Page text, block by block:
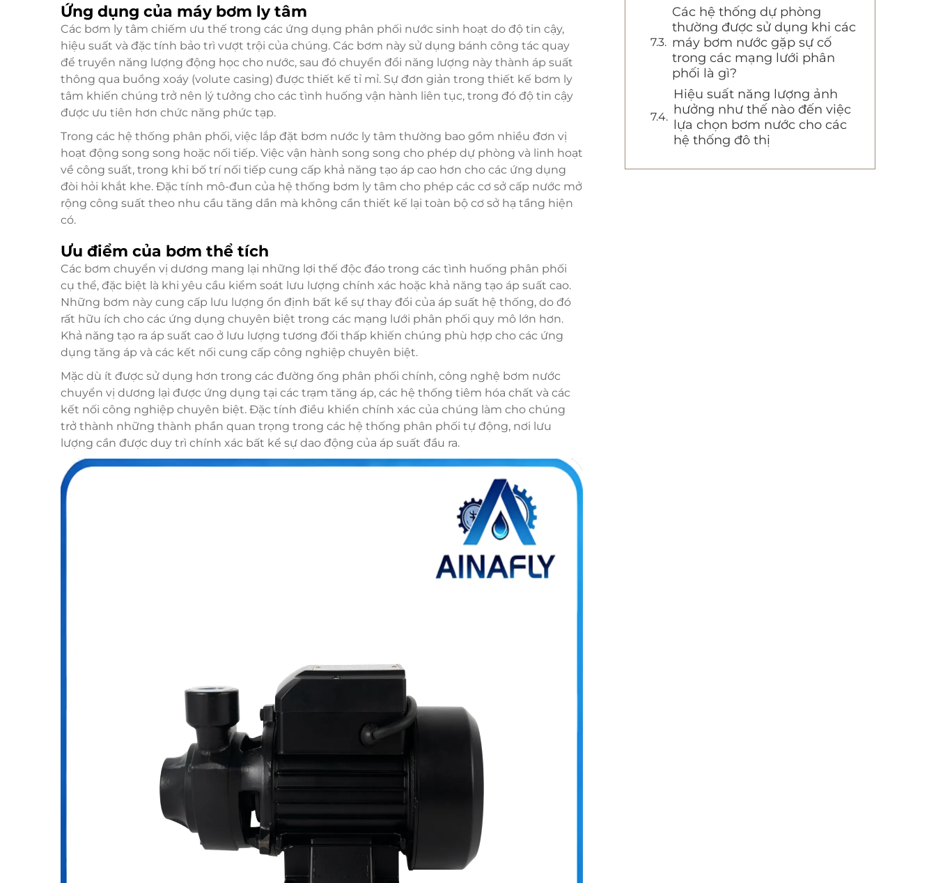
Ứng dụng của máy bơm ly tâm
Các bơm ly tâm chiếm ưu thế trong các ứng dụng phân phối nước sinh hoạt do độ tin cậy,
hiệu suất và đặc tính bảo trì vượt trội của chúng. Các bơm này sử dụng bánh công tác quay
để truyền năng lượng động học cho nước, sau đó chuyển đổi năng lượng này thành áp suất
thông qua buồng xoáy (volute casing) được thiết kế tỉ mỉ. Sự đơn giản trong thiết kế bơm ly
tâm khiến chúng trở nên lý tưởng cho các tình huống vận hành liên tục, trong đó độ tin cậy
được ưu tiên hơn chức năng phức tạp.
Trong các hệ thống phân phối, việc lắp đặt bơm nước ly tâm thường bao gồm nhiều đơn vị
hoạt động song song hoặc nối tiếp. Việc vận hành song song cho phép dự phòng và linh hoạt
về công suất, trong khi bố trí nối tiếp cung cấp khả năng tạo áp cao hơn cho các ứng dụng
đòi hỏi khắt khe. Đặc tính mô-đun của hệ thống bơm ly tâm cho phép các cơ sở cấp nước mở
rộng công suất theo nhu cầu tăng dần mà không cần thiết kế lại toàn bộ cơ sở hạ tầng hiện
có.
Ưu điểm của bơm thể tích
Các bơm chuyển vị dương mang lại những lợi thế độc đáo trong các tình huống phân phối
cụ thể, đặc biệt là khi yêu cầu kiểm soát lưu lượng chính xác hoặc khả năng tạo áp suất cao.
Những bơm này cung cấp lưu lượng ổn định bất kể sự thay đổi của áp suất hệ thống, do đó
rất hữu ích cho các ứng dụng chuyên biệt trong các mạng lưới phân phối quy mô lớn hơn.
Khả năng tạo ra áp suất cao ở lưu lượng tương đối thấp khiến chúng phù hợp cho các ứng
dụng tăng áp và các kết nối cung cấp công nghiệp chuyên biệt.
Mặc dù ít được sử dụng hơn trong các đường ống phân phối chính, công nghệ bơm nước
chuyển vị dương lại được ứng dụng tại các trạm tăng áp, các hệ thống tiêm hóa chất và các
kết nối công nghiệp chuyên biệt. Đặc tính điều khiển chính xác của chúng làm cho chúng
trở thành những thành phần quan trọng trong các hệ thống phân phối tự động, nơi lưu
lượng cần được duy trì chính xác bất kể sự dao động của áp suất đầu ra.
Các hệ thống dự phòng
thường được sử dụng khi các
máy bơm nước gặp sự cố
trong các mạng lưới phân
phối là gì?
Hiệu suất năng lượng ảnh
hưởng như thế nào đến việc
lựa chọn bơm nước cho các
hệ thống đô thị